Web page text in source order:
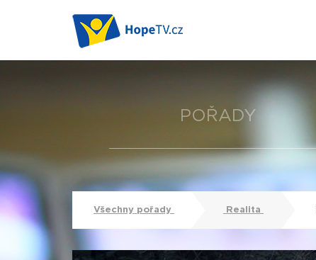
POŘADY
Všechny pořady Realita